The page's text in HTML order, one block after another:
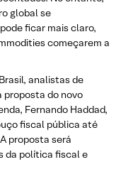
global se
ficar mais claro,
começarem a
analistas de
proposta do novo
Fernando Haddad,
fiscal pública até
proposta será
da política fiscal e